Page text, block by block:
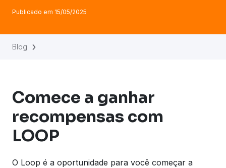
Publicado em 15/05/2025
Blog
Comece a ganhar
recompensas com
LOOP
O Loop é a oportunidade para você começar a